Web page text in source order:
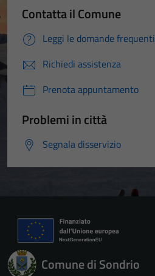
Contatta il Comune
Leggi le domande frequenti
Richiedi assistenza
Prenota appuntamento
Problemi in città
Segnala disservizio
Comune di Sondrio